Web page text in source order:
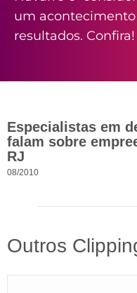
um
resultados. Confira!
Especialistas em
falam sobre
RJ
08/2010
Outros